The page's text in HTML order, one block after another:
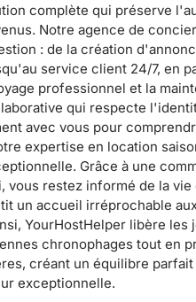
complète qui préserve
Notre agence de
: de la création
service client 24/7, en
professionnel et la
qui respecte
avec vous pour
expertise en location
Grâce à une
vous restez informé de la
un accueil irréprochable
YourHostHelper libère
chronophages tout en
créant un équilibre
exceptionnelle.